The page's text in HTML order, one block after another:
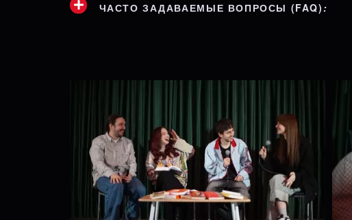
ЧАСТО ЗАДАВАЕМЫЕ ВОПРОСЫ (FAQ):